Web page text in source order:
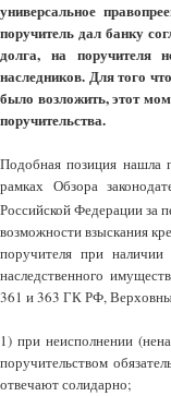
универсальное
поручитель дал банку
долга, на поручителя
наследников. Для того
было возложить, этот
поручительства.
Подобная позиция нашла
рамках Обзора
Российской Федерации за
возможности взыскания
поручителя при наличии
наследственного
361 и 363 ГК РФ,
1) при неисполнении
поручительством
отвечают солидарно;